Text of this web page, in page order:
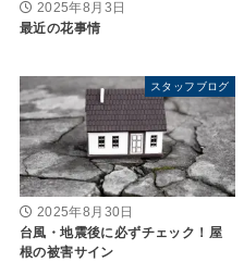
2025年8月3日
最近の花事情
スタッフブログ
2025年8月30日
台風・地震後に必ずチェック！屋
根の被害サイン